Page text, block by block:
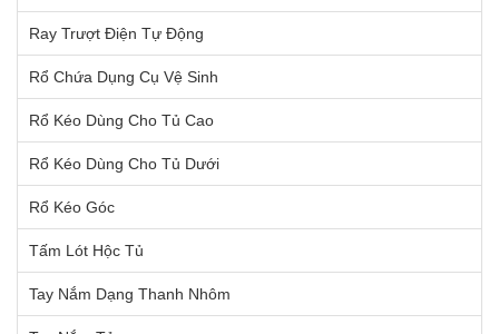
Ray Trượt Điện Tự Động
Rổ Chứa Dụng Cụ Vệ Sinh
Rổ Kéo Dùng Cho Tủ Cao
Rổ Kéo Dùng Cho Tủ Dưới
Rổ Kéo Góc
Tấm Lót Hộc Tủ
Tay Nắm Dạng Thanh Nhôm